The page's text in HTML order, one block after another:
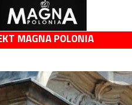
MAGNA POLONIA